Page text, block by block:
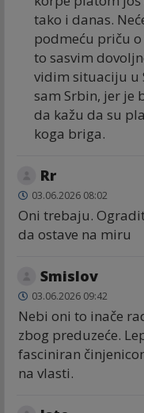
tako i danas.
podmeću priču
to sasvim
vidim situaciju u
sam Srbin, jer je
da kažu da su
koga briga.
Rr
03.06.2026 08:02
Oni trebaju.
da ostave na miru
Smislov
03.06.2026 09:42
Nebi oni to inače
zbog preduzeće.
fasciniran
na vlasti.